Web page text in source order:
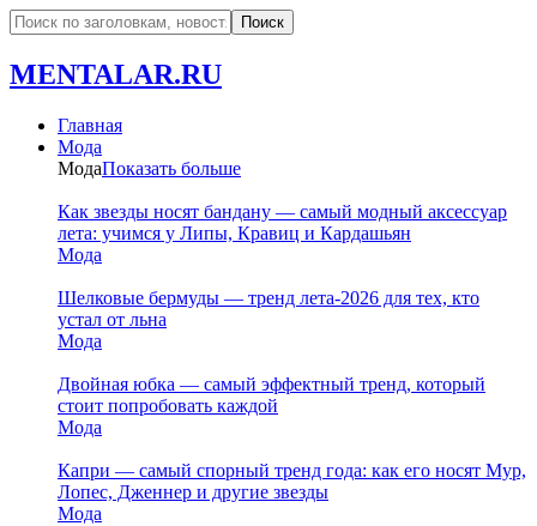
MENTALAR.RU
Главная
Мода
МодаПоказать больше
Как звезды носят бандану — самый модный аксессуар
лета: учимся у Липы, Кравиц и Кардашьян
Мода
Шелковые бермуды — тренд лета-2026 для тех, кто
устал от льна
Мода
Двойная юбка — самый эффектный тренд, который
стоит попробовать каждой
Мода
Капри — самый спорный тренд года: как его носят Мур,
Лопес, Дженнер и другие звезды
Мода